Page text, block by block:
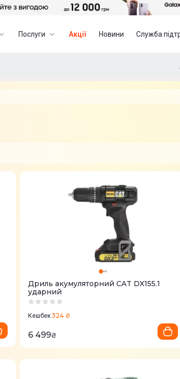
Послуги Акції Новини Служба
Дриль акумуляторний CAT DX155.1
ударний
Кешбек324 ₴
6 499₴